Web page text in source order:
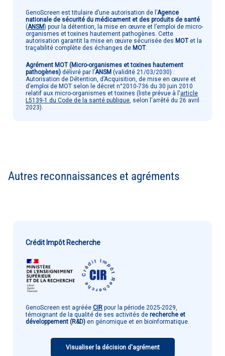
GenoScreen est titulaire d’une autorisation de l’Agence
nationale de sécurité du médicament et des produits de santé
(ANSM) pour la détention, la mise en œuvre et l’emploi de micro-
organismes et toxines hautement pathogènes. Cette
autorisation garantit la mise en œuvre sécurisée des MOTet la
traçabilité complète des échanges de MOT.
Agrément MOT (Micro-organismes et toxines hautement
pathogènes) délivré par l’ANSM (validité 21/03/2030) :
Autorisation de Détention, d’Acquisition, de mise en œuvre et
d’emploi de MOT selon le décret n°2010-736 du 30 juin 2010
relatif aux micro-organismes et toxines (liste prévue à l'article
L5139-1 du Code de la santé publique, selon l'arrêté du 26 avril
2023).
Autres reconnaissances et agréments
Crédit Impôt Recherche
GenoScreen est agréée CIR pour la période 2025-2029,
témoignant de la qualité de ses activités de recherche et
développement (R&D) en génomique et en bioinformatique.
Visualiser la décision d'agrément